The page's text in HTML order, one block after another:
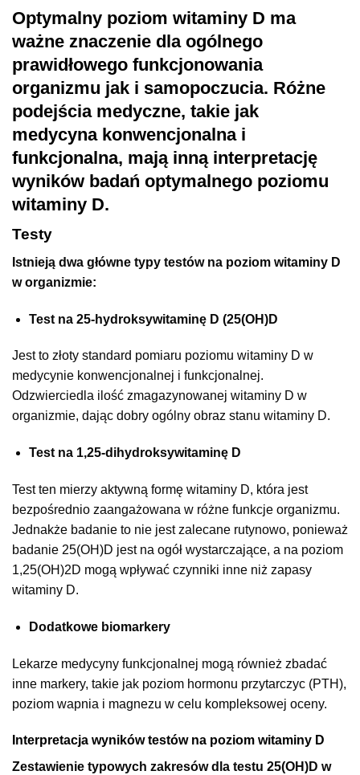
Optymalny poziom witaminy D ma
ważne znaczenie dla ogólnego
prawidłowego funkcjonowania
organizmu jak i samopoczucia. Różne
podejścia medyczne, takie jak
medycyna konwencjonalna i
funkcjonalna, mają inną interpretację
wyników badań optymalnego poziomu
witaminy D.
Testy
Istnieją dwa główne typy testów na poziom witaminy D
w organizmie:
Test na 25-hydroksywitaminę D (25(OH)D
Jest to złoty standard pomiaru poziomu witaminy D w
medycynie konwencjonalnej i funkcjonalnej.
Odzwierciedla ilość zmagazynowanej witaminy D w
organizmie, dając dobry ogólny obraz stanu witaminy D.
Test na 1,25-dihydroksywitaminę D
Test ten mierzy aktywną formę witaminy D, która jest
bezpośrednio zaangażowana w różne funkcje organizmu.
Jednakże badanie to nie jest zalecane rutynowo, ponieważ
badanie 25(OH)D jest na ogół wystarczające, a na poziom
1,25(OH)2D mogą wpływać czynniki inne niż zapasy
witaminy D.
Dodatkowe biomarkery
Lekarze medycyny funkcjonalnej mogą również zbadać
inne markery, takie jak poziom hormonu przytarczyc (PTH),
poziom wapnia i magnezu w celu kompleksowej oceny.
Interpretacja wyników testów na poziom witaminy D
Zestawienie typowych zakresów dla testu 25(OH)D w